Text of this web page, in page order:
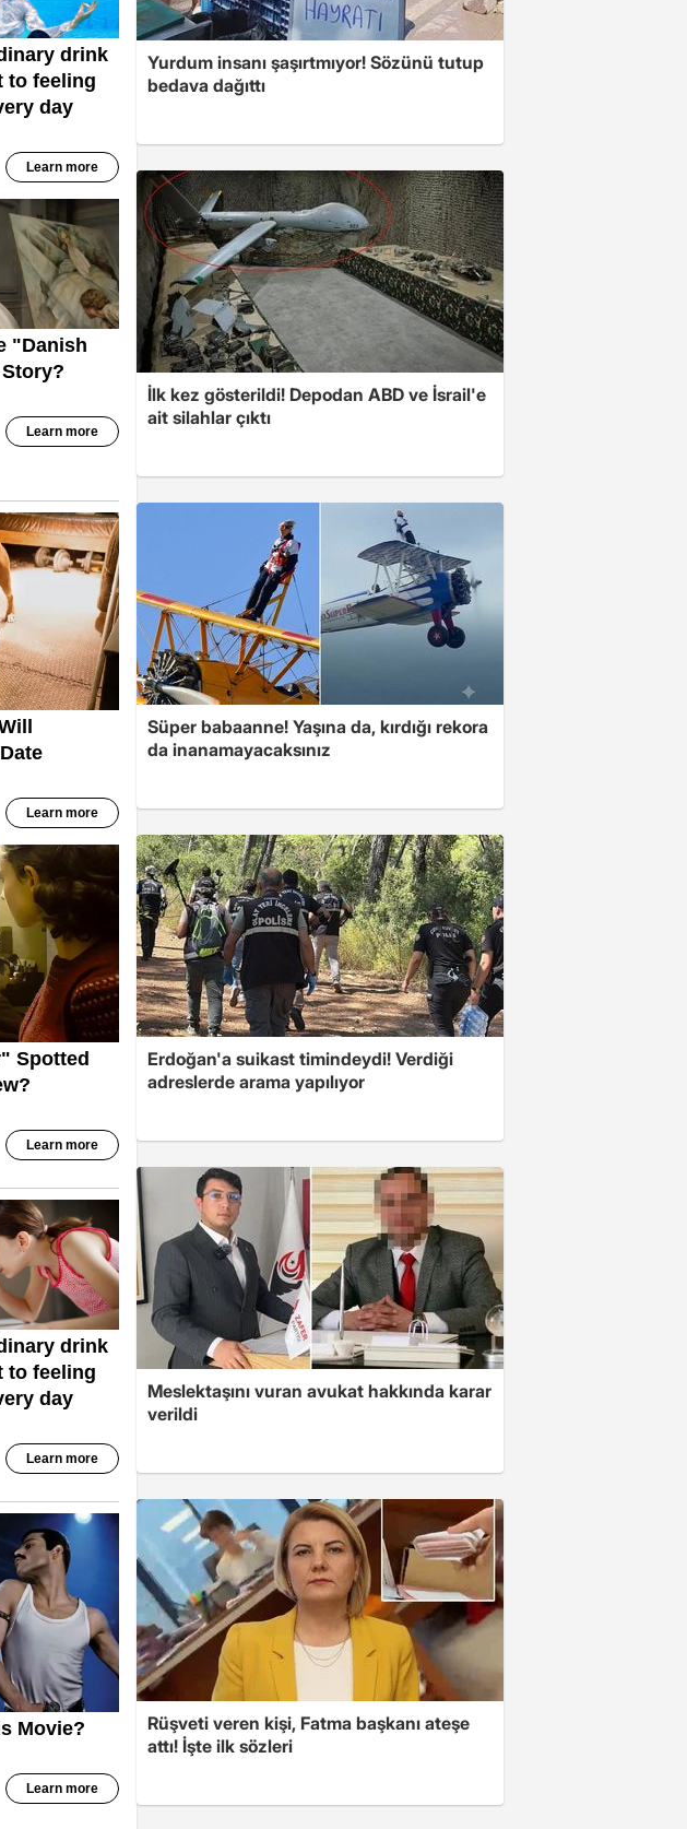
Yurdum insanı şaşırtmıyor! Sözünü tutup
bedava dağıttı
İlk kez gösterildi! Depodan ABD ve İsrail'e
ait silahlar çıktı
Süper babaanne! Yaşına da, kırdığı rekora
da inanamayacaksınız
Erdoğan'a suikast timindeydi! Verdiği
adreslerde arama yapılıyor
Meslektaşını vuran avukat hakkında karar
verildi
Rüşveti veren kişi, Fatma başkanı ateşe
attı! İşte ilk sözleri